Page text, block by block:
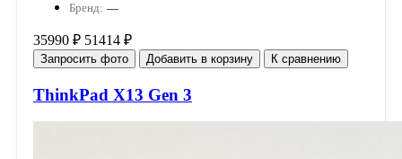
Бренд: —
35990 ₽ 51414 ₽
Запросить фото Добавить в корзину К сравнению
ThinkPad X13 Gen 3